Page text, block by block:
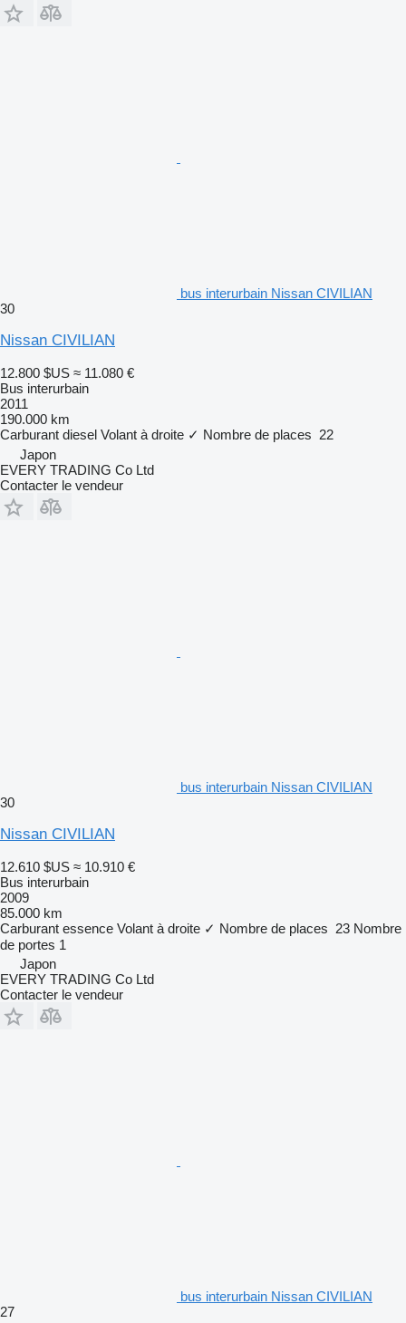
bus interurbain Nissan CIVILIAN
30
Nissan CIVILIAN
12.800 $US ≈ 11.080 €
Bus interurbain
2011
190.000 km
Carburant diesel Volant à droite ✓ Nombre de places 22
Japon
EVERY TRADING Co Ltd
Contacter le vendeur
bus interurbain Nissan CIVILIAN
30
Nissan CIVILIAN
12.610 $US ≈ 10.910 €
Bus interurbain
2009
85.000 km
Carburant essence Volant à droite ✓ Nombre de places 23 Nombre
de portes 1
Japon
EVERY TRADING Co Ltd
Contacter le vendeur
bus interurbain Nissan CIVILIAN
27